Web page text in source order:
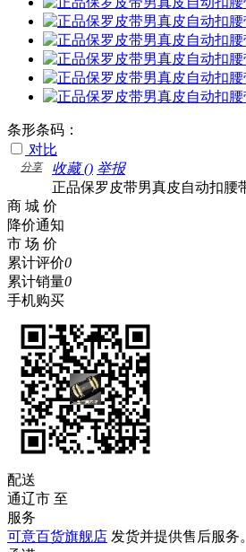
条形条码：
对比
收藏 ()
分享
举报
正品保罗皮带男真皮自动扣腰
商 城 价
降价通知
市 场 价
累计评价0
累计销量0
手机购买
配送
通辽市 至
服务
可意百货旗舰店 发货并提供售后服务。